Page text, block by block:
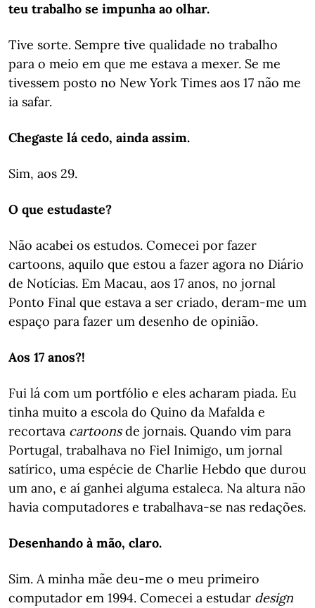
teu trabalho se impunha ao olhar.
Tive sorte. Sempre tive qualidade no trabalho
para o meio em que me estava a mexer. Se me
tivessem posto no New York Times aos 17 não me
ia safar.
Chegaste lá cedo, ainda assim.
Sim, aos 29.
O que estudaste?
Não acabei os estudos. Comecei por fazer
cartoons, aquilo que estou a fazer agora no Diário
de Notícias. Em Macau, aos 17 anos, no jornal
Ponto Final que estava a ser criado, deram-me um
espaço para fazer um desenho de opinião.
Aos 17 anos?!
Fui lá com um portfólio e eles acharam piada. Eu
tinha muito a escola do Quino da Mafalda e
recortava cartoonsde jornais. Quando vim para
Portugal, trabalhava no Fiel Inimigo, um jornal
satírico, uma espécie de Charlie Hebdo que durou
um ano, e aí ganhei alguma estaleca. Na altura não
havia computadores e trabalhava-se nas redações.
Desenhando à mão, claro.
Sim. A minha mãe deu-me o meu primeiro
computador em 1994. Comecei a estudar design